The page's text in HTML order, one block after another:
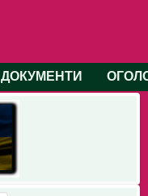
ДОКУМЕНТИ